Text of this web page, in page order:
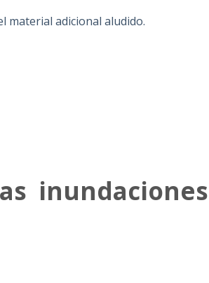
material adicional aludido.
inundaciones